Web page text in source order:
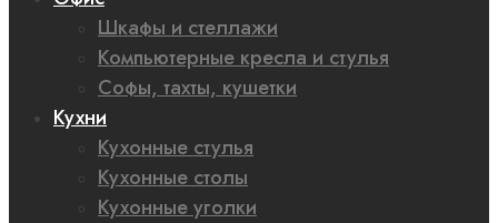
Шкафы и стеллажи
Компьютерные кресла и стулья
Софы, тахты, кушетки
Кухни
Кухонные стулья
Кухонные столы
Кухонные уголки